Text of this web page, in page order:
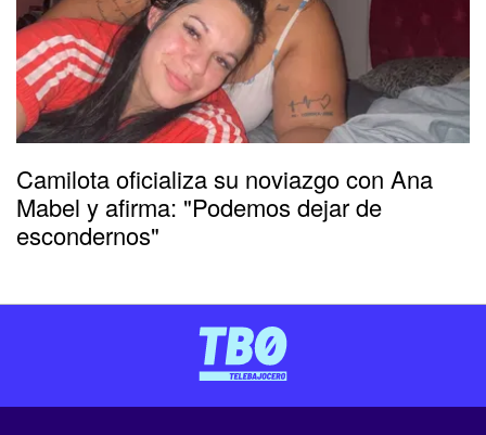
Camilota oficializa su noviazgo con Ana
Mabel y afirma: "Podemos dejar de
escondernos"